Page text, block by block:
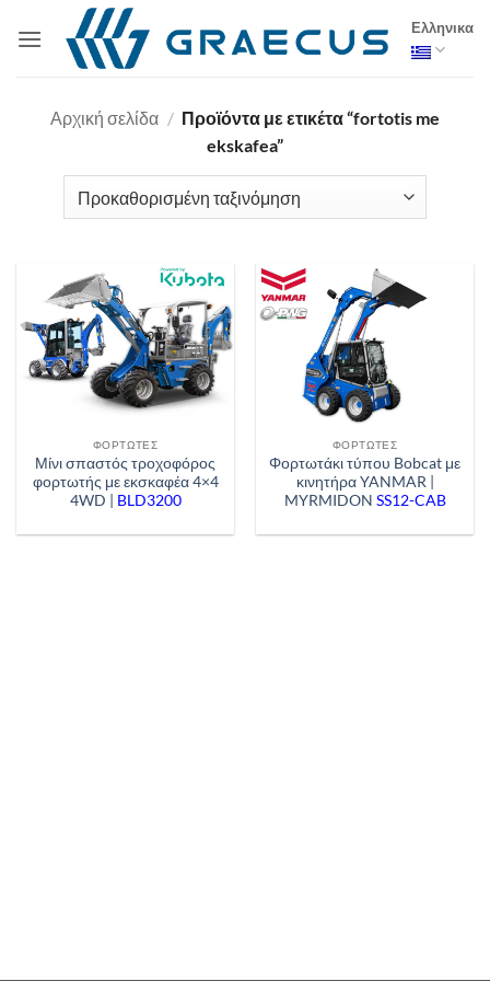
στο
περιεχόμενο
Ελληνικα
Αρχική σελίδα / Προϊόντα με ετικέτα “fortotis me
ekskafea”
ΦΟΡΤΩΤΈΣ
Μίνι σπαστός τροχοφόρος
φορτωτής με εκσκαφέα 4×4
4WD | BLD3200
ΦΟΡΤΩΤΈΣ
Φορτωτάκι τύπου Bobcat με
κινητήρα YANMAR |
MYRMIDON SS12-CAB